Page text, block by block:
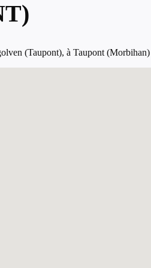
(Taupont), à Taupont